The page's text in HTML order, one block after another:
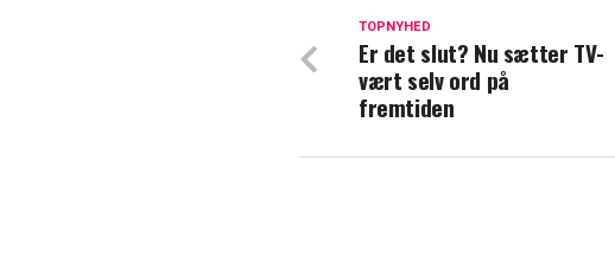
selvfølgelig glade for, at
Har du også bemærket
TOPNYHED
Er det slut? Nu sætter TV-
vært selv ord på
fremtiden